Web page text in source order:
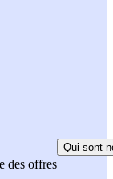
des offres
Qui sont